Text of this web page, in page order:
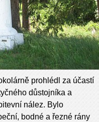
prohlédl za účastí
důstojníka a
nález. Bylo
bodné a řezné rány